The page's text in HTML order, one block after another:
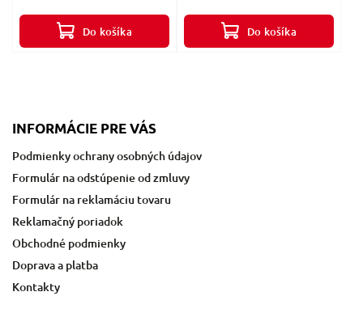
Do košíka Do košíka
INFORMÁCIE PRE VÁS
Podmienky ochrany osobných údajov
Formulár na odstúpenie od zmluvy
Formulár na reklamáciu tovaru
Reklamačný poriadok
Obchodné podmienky
Doprava a platba
Kontakty